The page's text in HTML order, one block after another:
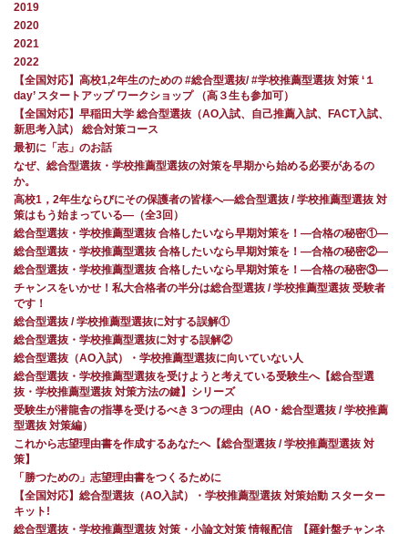
2019
2020
2021
2022
【全国対応】高校1,2年生のための #総合型選抜/ #学校推薦型選抜 対策 ‘１
day’ スタートアップ ワークショップ （高３生も参加可）
【全国対応】早稲田大学 総合型選抜（AO入試、自己推薦入試、FACT入試、
新思考入試） 総合対策コース
最初に「志」のお話
なぜ、総合型選抜・学校推薦型選抜の対策を早期から始める必要があるの
か。
高校1，2年生ならびにその保護者の皆様へ―総合型選抜 / 学校推薦型選抜 対
策はもう始まっている―（全3回）
総合型選抜・学校推薦型選抜 合格したいなら早期対策を！—合格の秘密①—
総合型選抜・学校推薦型選抜 合格したいなら早期対策を！—合格の秘密②—
総合型選抜・学校推薦型選抜 合格したいなら早期対策を！—合格の秘密③—
チャンスをいかせ！私大合格者の半分は総合型選抜 / 学校推薦型選抜 受験者
です！
総合型選抜 / 学校推薦型選抜に対する誤解①
総合型選抜・学校推薦型選抜に対する誤解②
総合型選抜（AO入試）・学校推薦型選抜に向いていない人
総合型選抜・学校推薦型選抜を受けようと考えている受験生へ【総合型選
抜・学校推薦型選抜 対策方法の鍵】シリーズ
受験生が潜龍舎の指導を受けるべき３つの理由（AO・総合型選抜 / 学校推薦
型選抜 対策編）
これから志望理由書を作成するあなたへ【総合型選抜 / 学校推薦型選抜 対
策】
「勝つための」志望理由書をつくるために
【全国対応】総合型選抜（AO入試）・学校推薦型選抜 対策始動 スターター
キット!
総合型選抜・学校推薦型選抜 対策・小論文対策 情報配信 【羅針盤チャンネ